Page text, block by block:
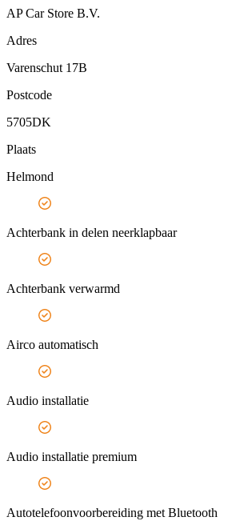
AP Car Store B.V.
Adres
Varenschut 17B
Postcode
5705DK
Plaats
Helmond
Achterbank in delen neerklapbaar
Achterbank verwarmd
Airco automatisch
Audio installatie
Audio installatie premium
Autotelefoonvoorbereiding met Bluetooth